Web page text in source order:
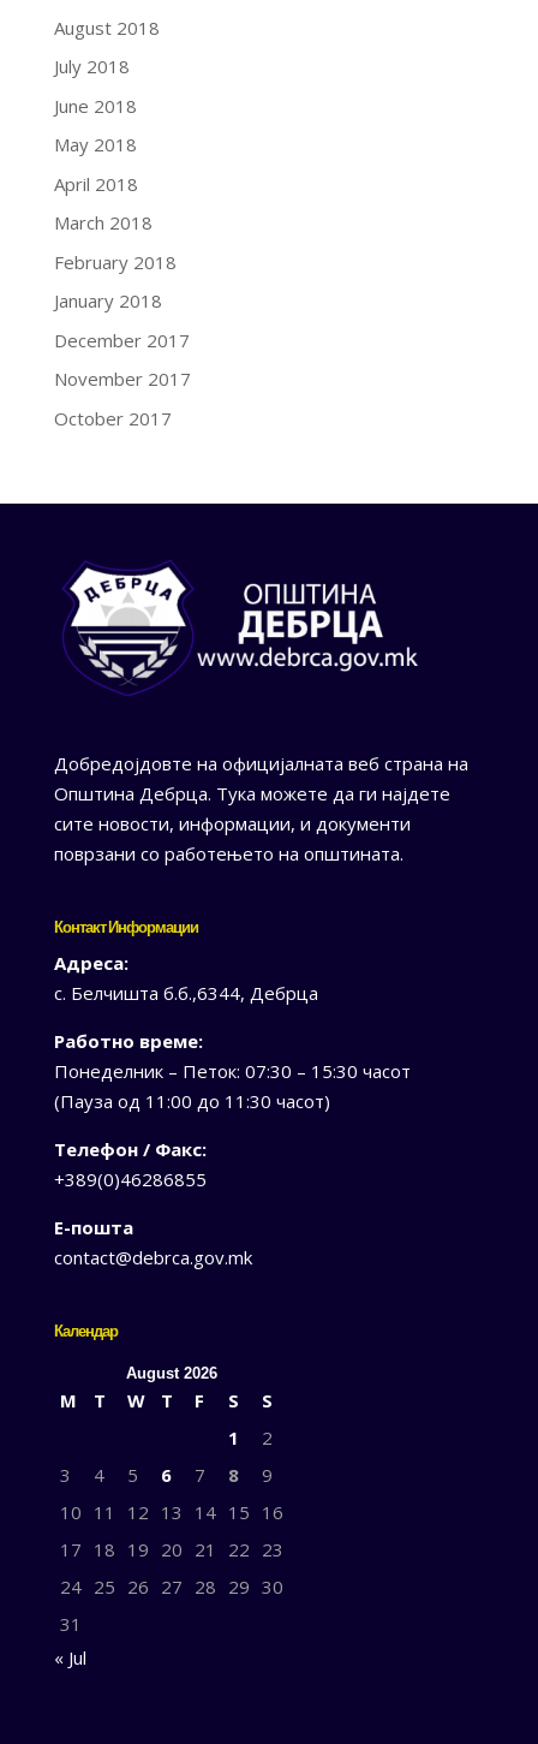
August 2018
July 2018
June 2018
May 2018
April 2018
March 2018
February 2018
January 2018
December 2017
November 2017
October 2017
Добредојдовте на официјалната веб страна на
Општина Дебрца. Тука можете да ги најдете
сите новости, информации, и документи
поврзани со работењето на општината.
Контакт Информации
Адреса:
с. Белчишта б.б.,6344, Дебрца
Работно време:
Понеделник – Петок: 07:30 – 15:30 часот
(Пауза од 11:00 до 11:30 часот)
Телефон / Факс:
+389(0)46286855
Е-пошта
contact@debrca.gov.mk
Календар
August 2026
M T W T F S
S
1
2
3
4 5 6 7 8
9
10 11 12 13 14 15 16
17 18 19 20 21 22 23
24 25 26 27 28 29 30
31
« Jul